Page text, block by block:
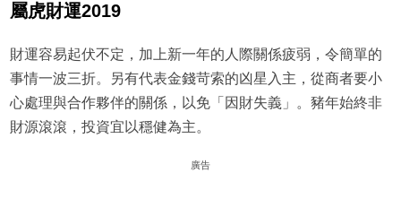
屬虎財運2019
財運容易起伏不定，加上新一年的人際關係疲弱，令簡單的
事情一波三折。另有代表金錢苛索的凶星入主，從商者要小
心處理與合作夥伴的關係，以免「因財失義」。豬年始終非
財源滾滾，投資宜以穩健為主。
廣告